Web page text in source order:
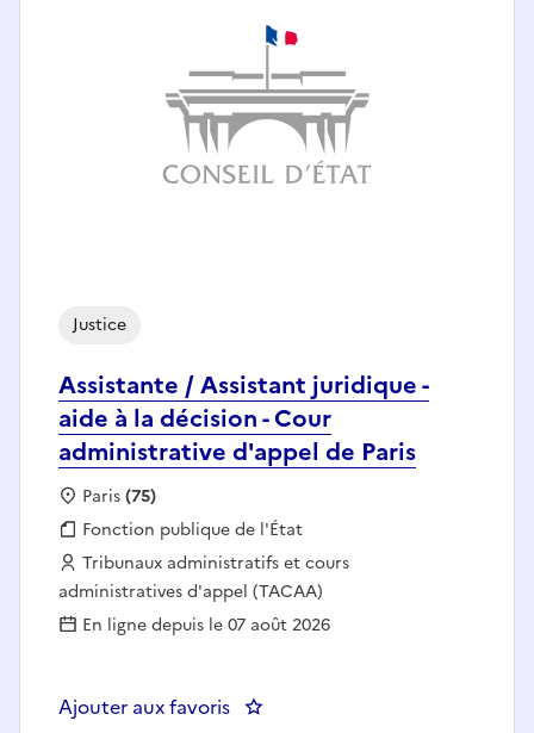
Assistante / Assistant juridique -
aide à la décision - Cour
administrative d'appel de Paris
Justice
Localisation :
Paris(75)
Fonction publique :
Fonction publique de l'État
Employeur :
Tribunaux administratifs et cours
administratives d'appel (TACAA)
En ligne depuis le 07 août 2026
Ajouter aux favoris : Assistante / Assistant